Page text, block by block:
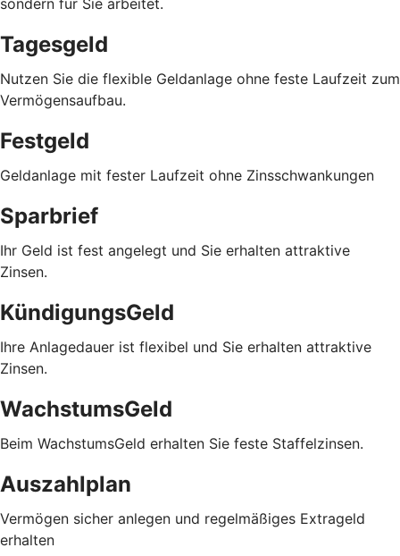
Tagesgeld
Nutzen Sie die flexible Geldanlage ohne feste Laufzeit zum
Vermögensaufbau.
Festgeld
Geldanlage mit fester Laufzeit ohne Zinsschwankungen
Sparbrief
Ihr Geld ist fest angelegt und Sie erhalten attraktive
Zinsen.
KündigungsGeld
Ihre Anlagedauer ist flexibel und Sie erhalten attraktive
Zinsen.
WachstumsGeld
Beim WachstumsGeld erhalten Sie feste Staffelzinsen.
Auszahlplan
Vermögen sicher anlegen und regelmäßiges Extrageld
erhalten